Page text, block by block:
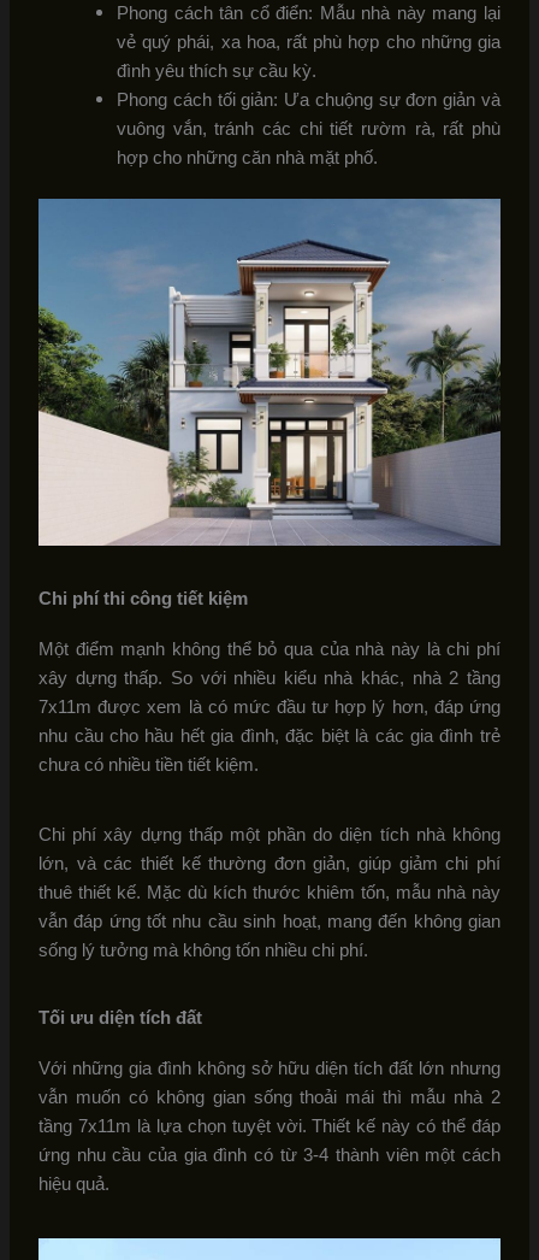
Phong cách tân cổ điển: Mẫu nhà này mang lại
vẻ quý phái, xa hoa, rất phù hợp cho những gia
đình yêu thích sự cầu kỳ.
Phong cách tối giản: Ưa chuộng sự đơn giản và
vuông vắn, tránh các chi tiết rườm rà, rất phù
hợp cho những căn nhà mặt phố.
Chi phí thi công tiết kiệm
Một điểm mạnh không thể bỏ qua của nhà này là chi phí
xây dựng thấp. So với nhiều kiểu nhà khác, nhà 2 tầng
7x11m được xem là có mức đầu tư hợp lý hơn, đáp ứng
nhu cầu cho hầu hết gia đình, đặc biệt là các gia đình trẻ
chưa có nhiều tiền tiết kiệm.
Chi phí xây dựng thấp một phần do diện tích nhà không
lớn, và các thiết kế thường đơn giản, giúp giảm chi phí
thuê thiết kế. Mặc dù kích thước khiêm tốn, mẫu nhà này
vẫn đáp ứng tốt nhu cầu sinh hoạt, mang đến không gian
sống lý tưởng mà không tốn nhiều chi phí.
Tối ưu diện tích đất
Với những gia đình không sở hữu diện tích đất lớn nhưng
vẫn muốn có không gian sống thoải mái thì mẫu nhà 2
tầng 7x11m là lựa chọn tuyệt vời. Thiết kế này có thể đáp
ứng nhu cầu của gia đình có từ 3-4 thành viên một cách
hiệu quả.